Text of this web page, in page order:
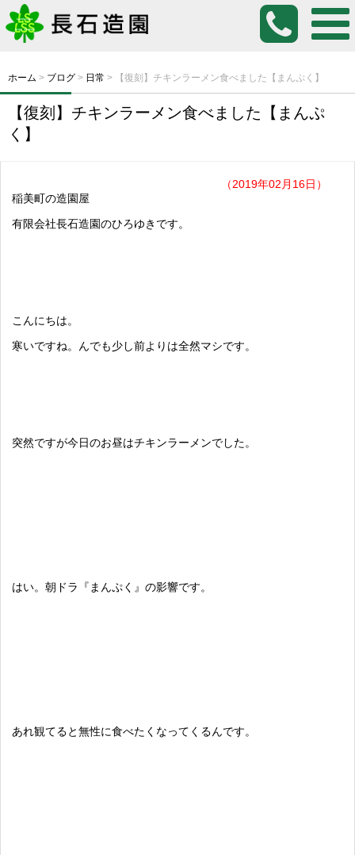
ホーム > ブログ > 日常 > 【復刻】チキンラーメン食べました【まんぷく】
【復刻】チキンラーメン食べました【まんぷ
く】
（2019年02月16日）
稲美町の造園屋
有限会社長石造園のひろゆきです。
こんにちは。
寒いですね。んでも少し前よりは全然マシです。
突然ですが今日のお昼はチキンラーメンでした。
はい。朝ドラ『まんぷく』の影響です。
あれ観てると無性に食べたくなってくるんです。